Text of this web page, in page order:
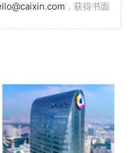
，获得书面